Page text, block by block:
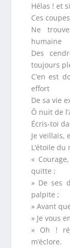
Hélas ! et
Ces
Ne
humaine
Des
toujours
C’en est
effort
De sa vie
Ô nuit de
Écris-toi
Je veillais,
L’étoile
«
quitte ;
» De ses
palpite ;
» Avant
» Je vous
» Oh !
m’éclore.